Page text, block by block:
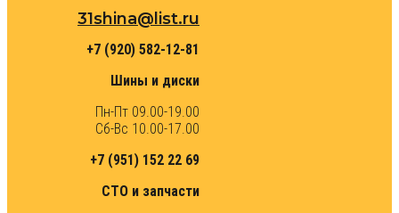
31shina@list.ru
+7 (920) 582-12-81
Шины и диски
Пн-Пт 09.00-19.00
Сб-Вс 10.00-17.00
+7 (951) 152 22 69
СТО и запчасти